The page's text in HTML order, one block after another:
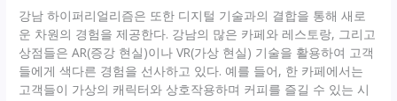
강남 하이퍼리얼리즘은 또한 디지털 기술과의 결합을 통해 새로
운 차원의 경험을 제공한다. 강남의 많은 카페와 레스토랑, 그리고
상점들은 AR(증강 현실)이나 VR(가상 현실) 기술을 활용하여 고객
들에게 색다른 경험을 선사하고 있다. 예를 들어, 한 카페에서는
고객들이 가상의 캐릭터와 상호작용하며 커피를 즐길 수 있는 시